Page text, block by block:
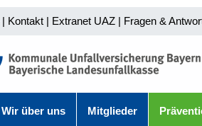
| Kontakt | Extranet UAZ | Fragen &
Wir über uns Mitglieder